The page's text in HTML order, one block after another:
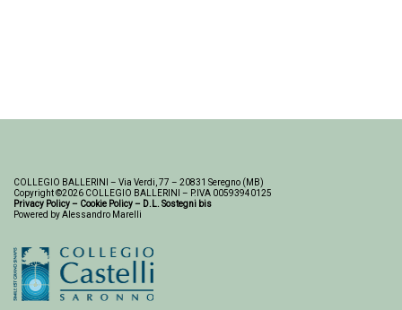
COLLEGIO BALLERINI – Via Verdi, 77 – 20831 Seregno (MB)
Copyright ©2026 COLLEGIO BALLERINI – P.IVA 00593940125
Privacy Policy– Cookie Policy– D.L. Sostegni bis
Powered by Alessandro Marelli